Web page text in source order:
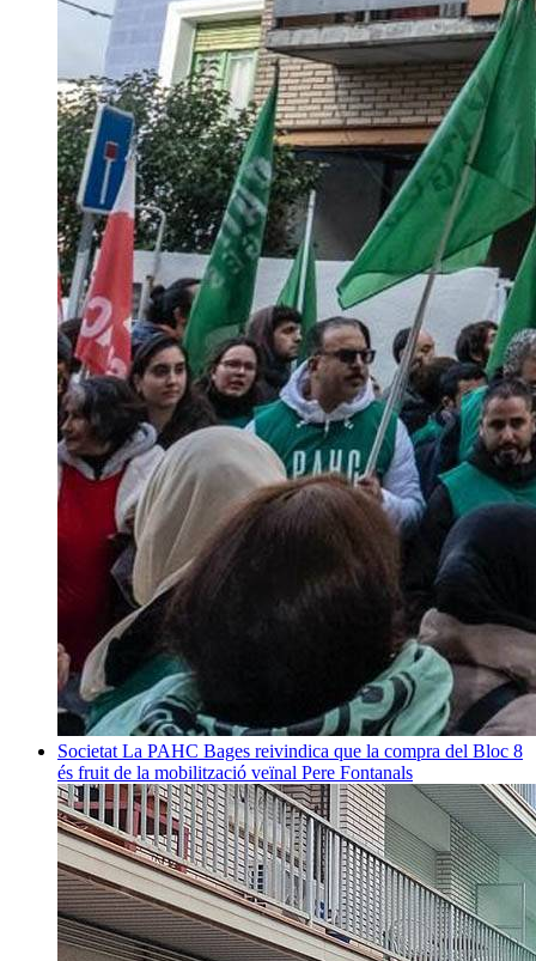
Societat La PAHC Bages reivindica que la compra del Bloc 8
és fruit de la mobilització veïnal Pere Fontanals